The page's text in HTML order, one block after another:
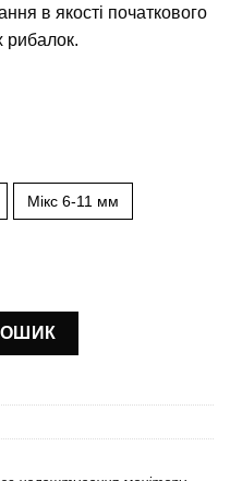
в якості початкового
рибалок.
Мікс 6-11 мм